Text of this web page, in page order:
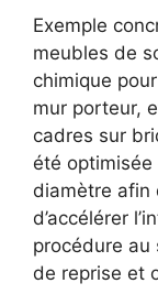
Exemple
meubles de
chimique
mur porteur,
cadres sur
été
diamètre afin
d’accélérer
procédure au
de reprise et